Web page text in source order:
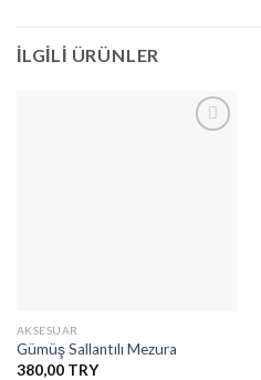
İLGILI ÜRÜNLER
AKSESUAR
Gümüş Sallantılı Mezura
380,00